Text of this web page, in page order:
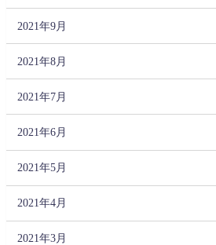
2021年9月
2021年8月
2021年7月
2021年6月
2021年5月
2021年4月
2021年3月